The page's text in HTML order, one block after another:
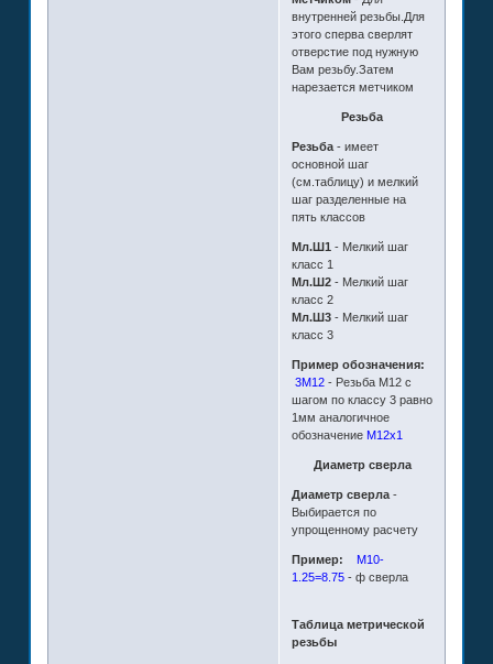
внутренней резьбы.Для
этого сперва сверлят
отверстие под нужную
Вам резьбу.Затем
нарезается метчиком
Резьба
Резьба- имеет
основной шаг
(см.таблицу) и мелкий
шаг разделенные на
пять классов
Мл.Ш1 - Мелкий шаг
класс 1
Мл.Ш2- Мелкий шаг
класс 2
Мл.Ш3- Мелкий шаг
класс 3
Пример обозначения:
3М12- Резьба М12 с
шагом по классу 3 равно
1мм аналогичное
обозначениеМ12х1
Диаметр сверла
Диаметр сверла-
Выбирается по
упрощенному расчету
Пример:
М10-
1.25=8.75- ф сверла
Таблица метрической
резьбы